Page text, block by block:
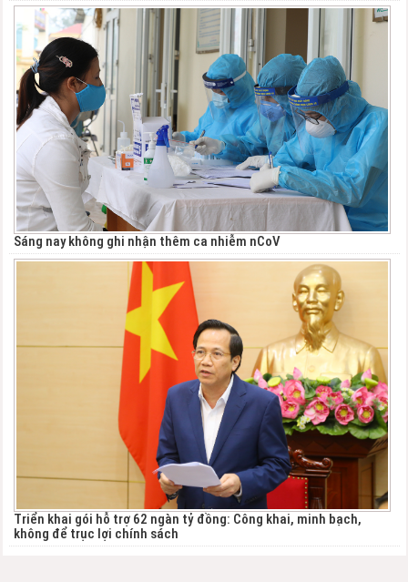
Sáng nay không ghi nhận thêm ca nhiễm nCoV
Triển khai gói hỗ trợ 62 ngàn tỷ đồng: Công khai, minh bạch,
không để trục lợi chính sách